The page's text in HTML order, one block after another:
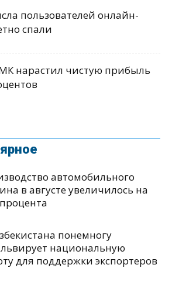
пользователей онлайн-
спали
нарастил чистую прибыль
автомобильного
в августе увеличилось на
понемногу
национальную
для поддержки экспортеров